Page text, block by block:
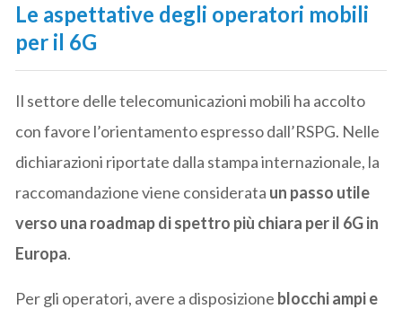
Le aspettative degli operatori mobili
per il 6G
Il settore delle telecomunicazioni mobili ha accolto
con favore l’orientamento espresso dall’RSPG. Nelle
dichiarazioni riportate dalla stampa internazionale, la
raccomandazione viene considerata un passo utile
verso una roadmap di spettro più chiara per il 6G in
Europa.
Per gli operatori, avere a disposizione blocchi ampi e